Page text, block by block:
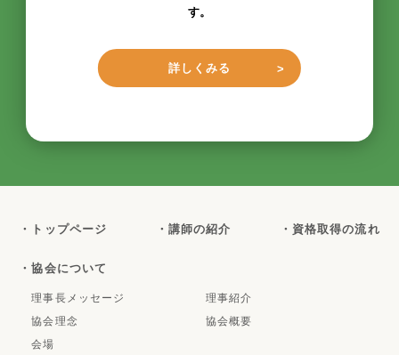
す。
詳しくみる
・トップページ ・講師の紹介 ・資格取得の流れ
・協会について
理事長メッセージ
理事紹介
協会理念
協会概要
会場